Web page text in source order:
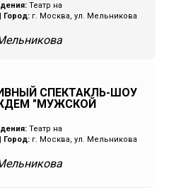
Театр на
Город: г. Москва, ул. Мельникова
СПЕКТАКЛЬ-ШОУ
"МУЖСКОЙ
Театр на
Город: г. Москва, ул. Мельникова